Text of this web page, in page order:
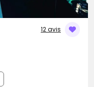
12 avis